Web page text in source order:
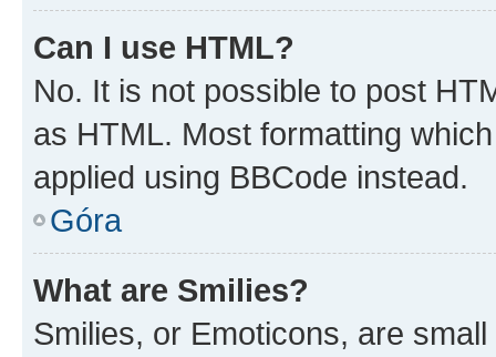
Can I use HTML?
No. It is not possible to post
as HTML. Most formatting
applied using BBCode instead.
Góra
What are Smilies?
Smilies, or Emoticons, are